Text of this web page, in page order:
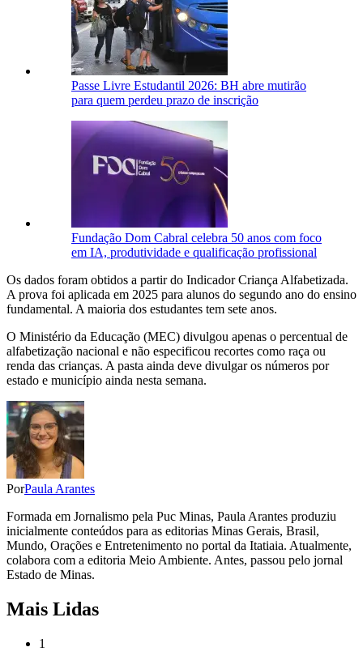
Passe Livre Estudantil 2026: BH abre mutirão
para quem perdeu prazo de inscrição
Fundação Dom Cabral celebra 50 anos com foco
em IA, produtividade e qualificação profissional
Os dados foram obtidos a partir do Indicador Criança Alfabetizada.
A prova foi aplicada em 2025 para alunos do segundo ano do ensino
fundamental. A maioria dos estudantes tem sete anos.
O Ministério da Educação (MEC) divulgou apenas o percentual de
alfabetização nacional e não especificou recortes como raça ou
renda das crianças. A pasta ainda deve divulgar os números por
estado e município ainda nesta semana.
PorPaula Arantes
Formada em Jornalismo pela Puc Minas, Paula Arantes produziu
inicialmente conteúdos para as editorias Minas Gerais, Brasil,
Mundo, Orações e Entretenimento no portal da Itatiaia. Atualmente,
colabora com a editoria Meio Ambiente. Antes, passou pelo jornal
Estado de Minas.
Mais Lidas
1